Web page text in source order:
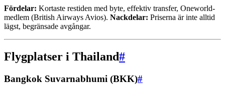
Fördelar: Kortaste restiden med byte, effektiv transfer, Oneworld-
medlem (British Airways Avios). Nackdelar: Priserna är inte alltid
lägst, begränsade avgångar.
Flygplatser i Thailand#
Bangkok Suvarnabhumi (BKK)#